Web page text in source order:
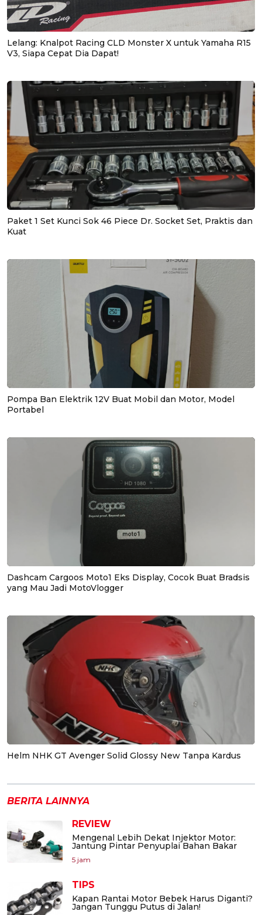
Lelang: Knalpot Racing CLD Monster X untuk Yamaha R15
V3, Siapa Cepat Dia Dapat!
Paket 1 Set Kunci Sok 46 Piece Dr. Socket Set, Praktis dan
Kuat
Pompa Ban Elektrik 12V Buat Mobil dan Motor, Model
Portabel
Dashcam Cargoos Moto1 Eks Display, Cocok Buat Bradsis
yang Mau Jadi MotoVlogger
Helm NHK GT Avenger Solid Glossy New Tanpa Kardus
BERITA LAINNYA
REVIEW
Mengenal Lebih Dekat Injektor Motor:
Jantung Pintar Penyuplai Bahan Bakar
5 jam
TIPS
Kapan Rantai Motor Bebek Harus Diganti?
Jangan Tunggu Putus di Jalan!